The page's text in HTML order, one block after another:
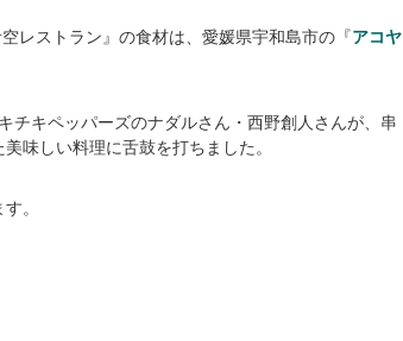
レストラン』の食材は、愛媛県宇和島市の『アコヤ
チキペッパーズのナダルさん・西野創人さんが、串
味しい料理に舌鼓を打ちました。
。